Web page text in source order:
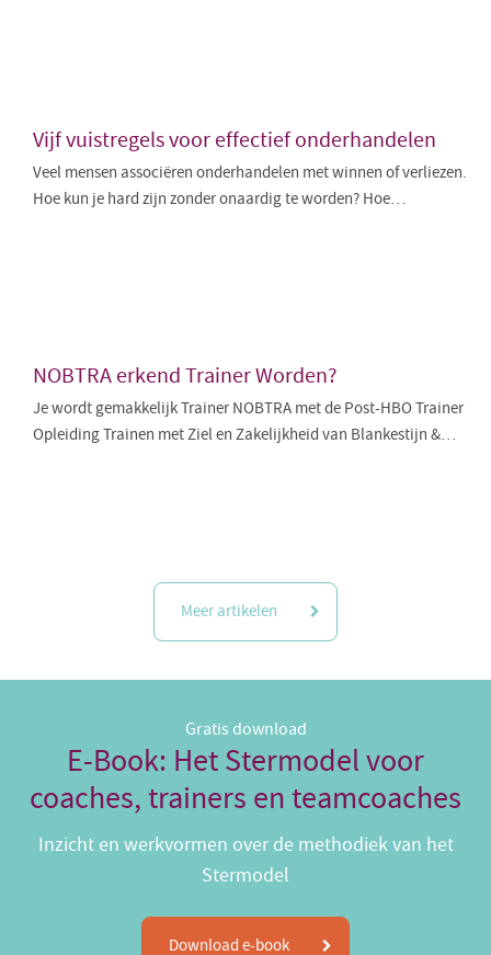
Vijf vuistregels voor effectief onderhandelen
Veel mensen associëren onderhandelen met winnen of verliezen.
Hoe kun je hard zijn zonder onaardig te worden? Hoe…
NOBTRA erkend Trainer Worden?
Je wordt gemakkelijk Trainer NOBTRA met de Post-HBO Trainer
Opleiding Trainen met Ziel en Zakelijkheid van Blankestijn &…
Meer artikelen
Gratis download
E-Book: Het Stermodel voor
coaches, trainers en teamcoaches
Inzicht en werkvormen over de methodiek van het
Stermodel
Download e-book